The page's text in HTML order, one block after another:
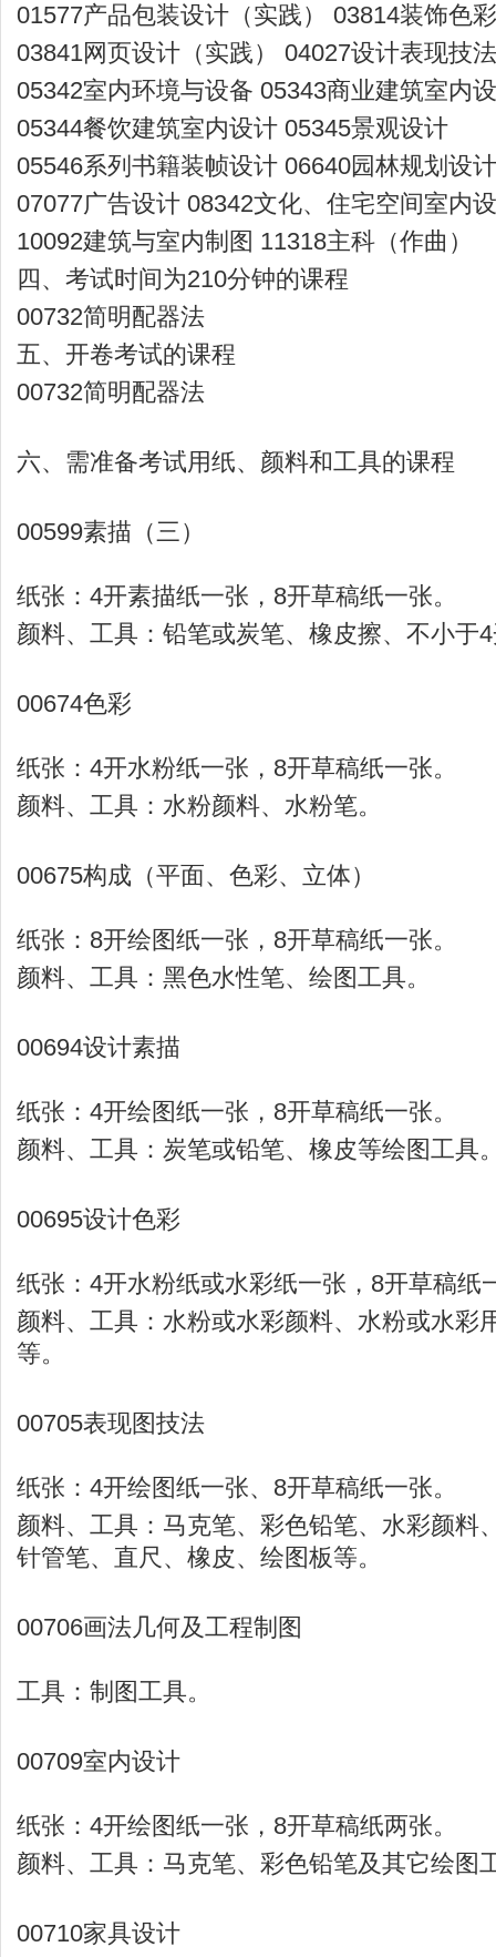
01577产品包装设计（实践） 03814装饰色
03841网页设计（实践） 04027设计表现技法
05342室内环境与设备 05343商业建筑室内
05344餐饮建筑室内设计 05345景观设计
05546系列书籍装帧设计 06640园林规划设计
07077广告设计 08342文化、住宅空间室内
10092建筑与室内制图 11318主科（作曲）
四、考试时间为210分钟的课程
00732简明配器法
五、开卷考试的课程
00732简明配器法
六、需准备考试用纸、颜料和工具的课程
00599素描（三）
纸张：4开素描纸一张，8开草稿纸一张。
颜料、工具：铅笔或炭笔、橡皮擦、不小于
00674色彩
纸张：4开水粉纸一张，8开草稿纸一张。
颜料、工具：水粉颜料、水粉笔。
00675构成（平面、色彩、立体）
纸张：8开绘图纸一张，8开草稿纸一张。
颜料、工具：黑色水性笔、绘图工具。
00694设计素描
纸张：4开绘图纸一张，8开草稿纸一张。
颜料、工具：炭笔或铅笔、橡皮等绘图工具
00695设计色彩
纸张：4开水粉纸或水彩纸一张，8开草稿纸
颜料、工具：水粉或水彩颜料、水粉或水彩
等。
00705表现图技法
纸张：4开绘图纸一张、8开草稿纸一张。
颜料、工具：马克笔、彩色铅笔、水彩颜料
针管笔、直尺、橡皮、绘图板等。
00706画法几何及工程制图
工具：制图工具。
00709室内设计
纸张：4开绘图纸一张，8开草稿纸两张。
颜料、工具：马克笔、彩色铅笔及其它绘图
00710家具设计